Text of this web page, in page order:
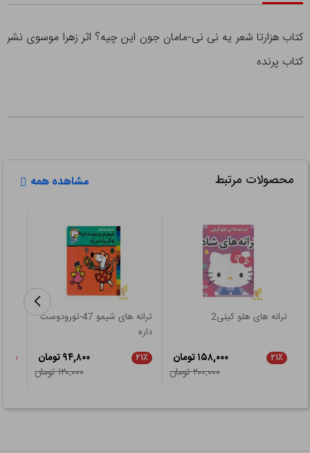
کتاب هزارتا شعر یه نی نی-مامان جون این چیه؟ اثر زهرا موسوی نشر
کتاب پرنده
محصولات مرتبط مشاهده همه
ترانه های هلو کیتی2
۲۱٪
۱۵۸,۰۰۰ تومان
۲۰۰,۰۰۰ تومان
ترانه های شیمو 47-تورودوست
داره
۲۱٪
۹۴,۸۰۰ تومان
۱۲۰,۰۰۰ تومان